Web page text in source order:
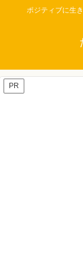
ポジティブに生
PR